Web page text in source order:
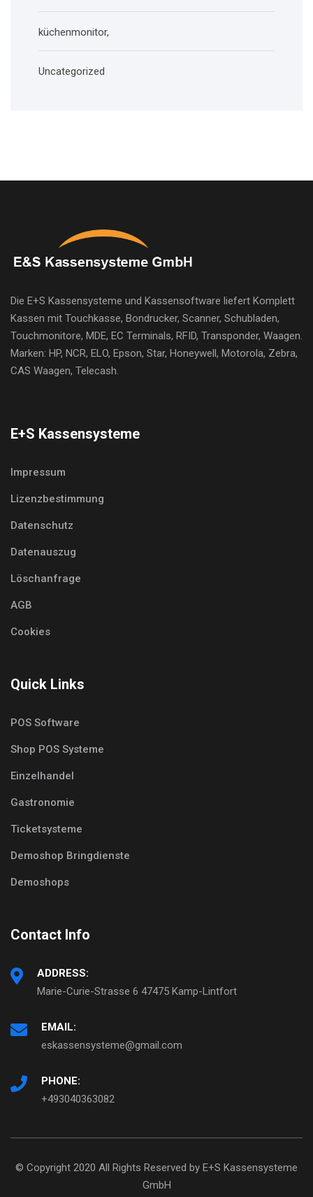
küchenmonitor,
Uncategorized
Die E+S Kassensysteme und Kassensoftware liefert Komplett
Kassen mit Touchkasse, Bondrucker, Scanner, Schubladen,
Touchmonitore, MDE, EC Terminals, RFID, Transponder, Waagen.
Marken: HP, NCR, ELO, Epson, Star, Honeywell, Motorola, Zebra,
CAS Waagen, Telecash.
E+S Kassensysteme
Impressum
Lizenzbestimmung
Datenschutz
Datenauszug
Löschanfrage
AGB
Cookies
Quick Links
POS Software
Shop POS Systeme
Einzelhandel
Gastronomie
Ticketsysteme
Demoshop Bringdienste
Demoshops
Contact Info
ADDRESS:
Marie-Curie-Strasse 6 47475 Kamp-Lintfort
EMAIL:
eskassensysteme@gmail.com
PHONE:
+493040363082
© Copyright 2020 All Rights Reserved by E+S Kassensysteme
GmbH